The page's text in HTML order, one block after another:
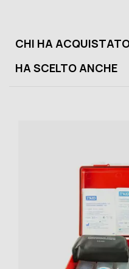
CHI HA
HA SCELTO ANCHE